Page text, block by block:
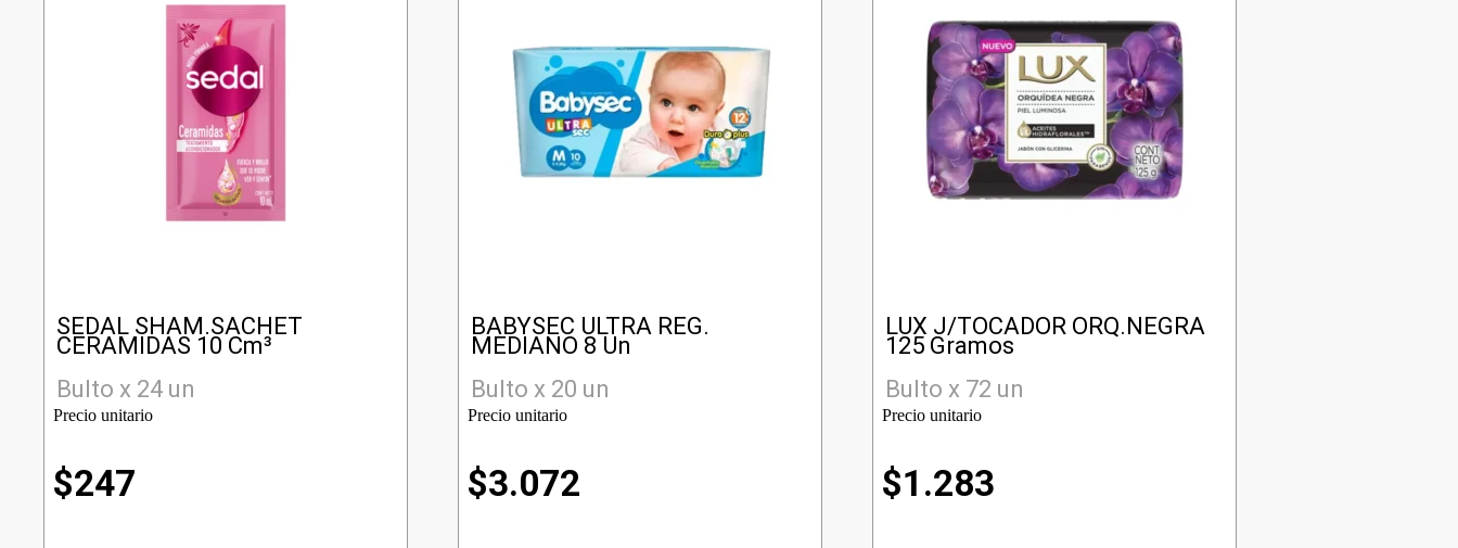
SEDAL SHAM.SACHET
CERAMIDAS 10 Cm³
Bulto x 24 un
Precio unitario
$247
BABYSEC ULTRA REG.
MEDIANO 8 Un
Bulto x 20 un
Precio unitario
$3.072
LUX J/TOCADOR ORQ.NEGRA
125 Gramos
Bulto x 72 un
Precio unitario
$1.283